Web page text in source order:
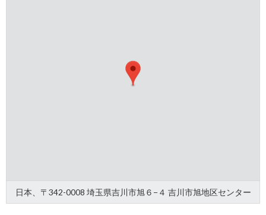
日本、〒342-0008 埼玉県吉川市旭６−４ 吉川市旭地区センター